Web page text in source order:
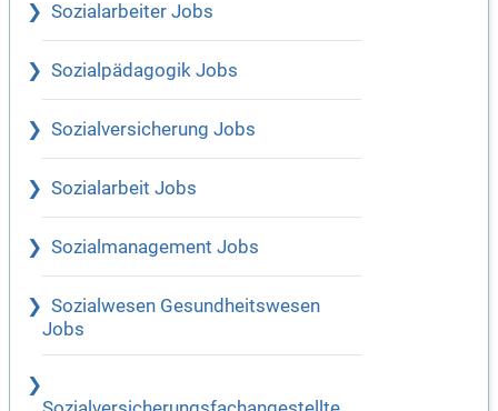
Sozialarbeiter Jobs
Sozialpädagogik Jobs
Sozialversicherung Jobs
Sozialarbeit Jobs
Sozialmanagement Jobs
Sozialwesen Gesundheitswesen
Jobs